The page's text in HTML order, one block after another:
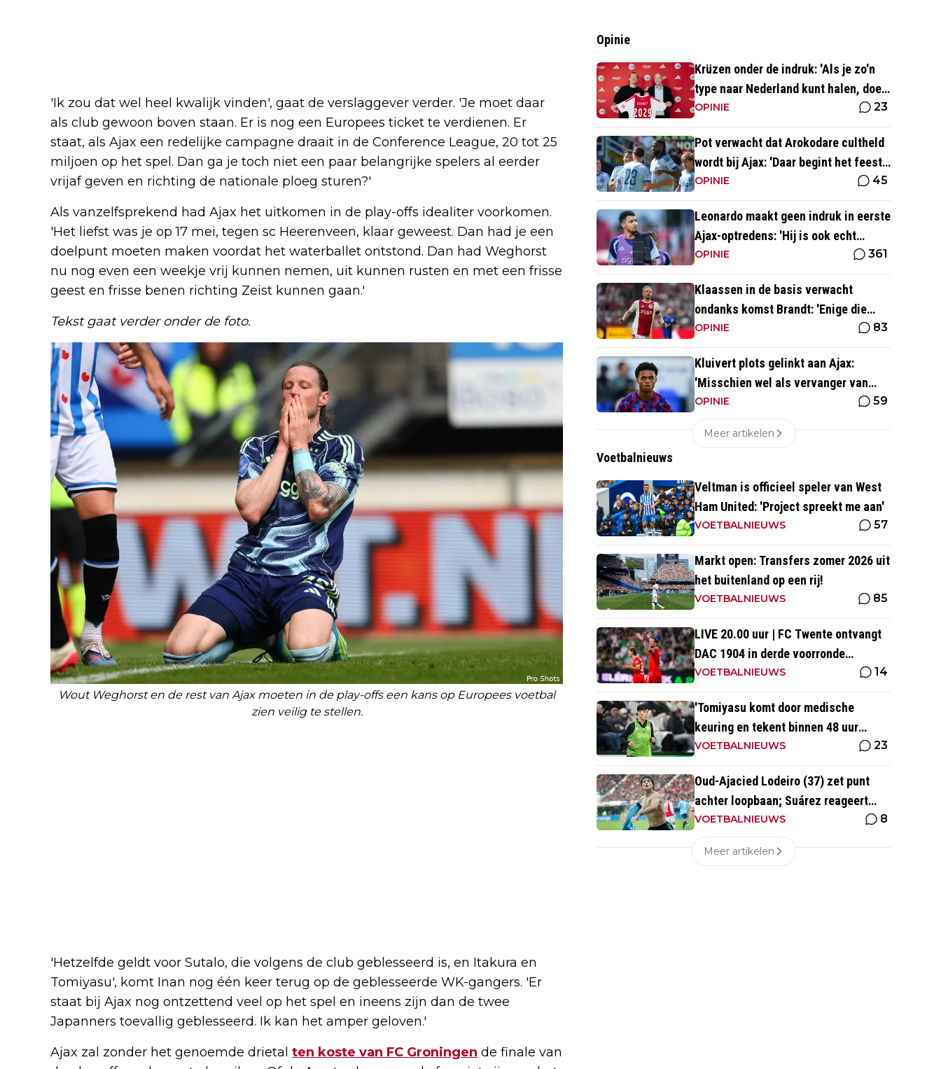
'Ik zou dat wel heel kwalijk vinden', gaat de verslaggever verder. 'Je moet daar
als club gewoon boven staan. Er is nog een Europees ticket te verdienen. Er
staat, als Ajax een redelijke campagne draait in de Conference League, 20 tot 25
miljoen op het spel. Dan ga je toch niet een paar belangrijke spelers al eerder
vrijaf geven en richting de nationale ploeg sturen?'
Als vanzelfsprekend had Ajax het uitkomen in de play-offs idealiter voorkomen.
'Het liefst was je op 17 mei, tegen sc Heerenveen, klaar geweest. Dan had je een
doelpunt moeten maken voordat het waterballet ontstond. Dan had Weghorst
nu nog even een weekje vrij kunnen nemen, uit kunnen rusten en met een frisse
geest en frisse benen richting Zeist kunnen gaan.'
Tekst gaat verder onder de foto.
Wout Weghorst en de rest van Ajax moeten in de play-offs een kans op Europees voetbal
zien veilig te stellen.
'Hetzelfde geldt voor Sutalo, die volgens de club geblesseerd is, en Itakura en
Tomiyasu', komt Inan nog één keer terug op de geblesseerde WK-gangers. 'Er
staat bij Ajax nog ontzettend veel op het spel en ineens zijn dan de twee
Japanners toevallig geblesseerd. Ik kan het amper geloven.'
Ajax zal zonder het genoemde drietal ten koste van FC Groningen de finale van
Opinie
Krüzen onder de indruk: 'Als je zo'n
type naar Nederland kunt halen, doe
je iets goed'
OPINIE 23
Pot verwacht dat Arokodare cultheld
wordt bij Ajax: 'Daar begint het feest
eigenlijk al'
OPINIE 45
Leonardo maakt geen indruk in eerste
Ajax-optredens: 'Hij is ook echt
langzaam'
OPINIE 361
Klaassen in de basis verwacht
ondanks komst Brandt: 'Enige die
daar goed kan spelen'
OPINIE 83
Kluivert plots gelinkt aan Ajax:
'Misschien wel als vervanger van
Mika Godts'
OPINIE 59
Meer artikelen
Voetbalnieuws
Veltman is officieel speler van West
Ham United: 'Project spreekt me aan'
VOETBALNIEUWS 57
Markt open: Transfers zomer 2026 uit
het buitenland op een rij!
VOETBALNIEUWS 85
LIVE 20.00 uur | FC Twente ontvangt
DAC 1904 in derde voorronde
Conference League
VOETBALNIEUWS 14
'Tomiyasu komt door medische
keuring en tekent binnen 48 uur
contract bij nieuwe club'
VOETBALNIEUWS 23
Oud-Ajacied Lodeiro (37) zet punt
achter loopbaan; Suárez reageert
emotioneel
VOETBALNIEUWS 8
Meer artikelen